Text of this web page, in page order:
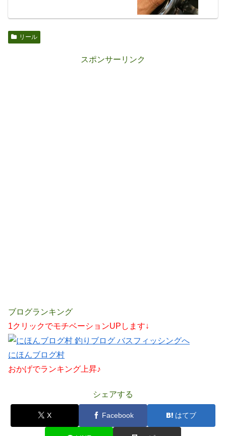
リール
スポンサーリンク
ブログランキング
1クリックでモチベーションUPします↓
にほんブログ村
おかげでランキング上昇♪
シェアする
X Facebook はてブ